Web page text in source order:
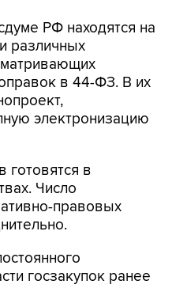
РФ находятся на
различных
в 44-ФЗ. В их
электронизацию
готовятся в
Число
правовых
госзакупок ранее